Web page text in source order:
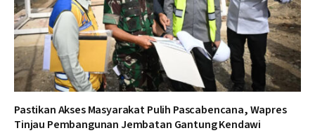
Pastikan Akses Masyarakat Pulih Pascabencana, Wapres
Tinjau Pembangunan Jembatan Gantung Kendawi